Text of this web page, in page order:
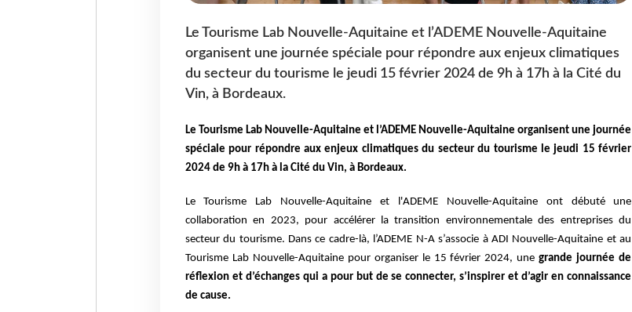
Le Tourisme Lab Nouvelle-Aquitaine et l’ADEME Nouvelle-Aquitaine
organisent une journée spéciale pour répondre aux enjeux climatiques
du secteur du tourisme le jeudi 15 février 2024 de 9h à 17h à la Cité du
Vin, à Bordeaux.
Le Tourisme Lab Nouvelle-Aquitaine et l’ADEME Nouvelle-Aquitaine organisent une journée
spéciale pour répondre aux enjeux climatiques du secteur du tourisme le jeudi 15 février
2024 de 9h à 17h à la Cité du Vin, à Bordeaux.
Le Tourisme Lab Nouvelle-Aquitaine et l'ADEME Nouvelle-Aquitaine ont débuté une
collaboration en 2023, pour accélérer la transition environnementale des entreprises du
secteur du tourisme. Dans ce cadre-là, l’ADEME N-A s’associe à ADI Nouvelle-Aquitaine et au
Tourisme Lab Nouvelle-Aquitaine pour organiser le 15 février 2024, une grande journée de
réflexion et d’échanges qui a pour but de se connecter, s’inspirer et d’agir en connaissance
de cause.